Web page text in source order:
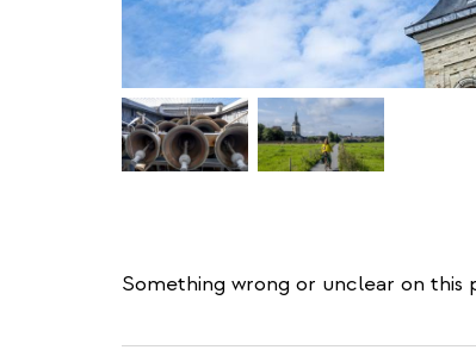
Something wrong or unclear on this